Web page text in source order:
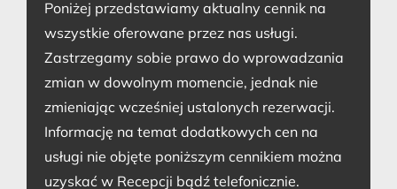
Poniżej przedstawiamy aktualny cennik na
wszystkie oferowane przez nas usługi.
Zastrzegamy sobie prawo do wprowadzania
zmian w dowolnym momencie, jednak nie
zmieniając wcześniej ustalonych rezerwacji.
Informację na temat dodatkowych cen na
usługi nie objęte poniższym cennikiem można
uzyskać w Recepcji bądź telefonicznie.